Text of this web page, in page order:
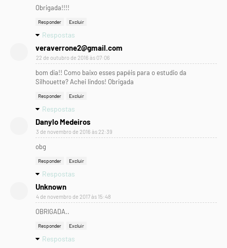
Obrigada!!!!
Responder Excluir
Respostas
veraverrone2@gmail.com
22 de outubro de 2016 às 07:06
bom dia!! Como baixo esses papéis para o estudio da
Silhouette? Achei lindos! Obrigada
Responder Excluir
Respostas
Danylo Medeiros
3 de novembro de 2016 às 22:39
obg
Responder Excluir
Respostas
Unknown
4 de novembro de 2017 às 15:48
OBRIGADA..
Responder Excluir
Respostas